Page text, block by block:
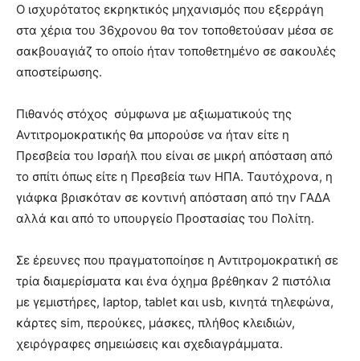
Ο ισχυρότατος εκρηκτικός μηχανισμός που εξερράγη
στα χέρια του 36χρονου θα τον τοποθετούσαν μέσα σε
σακβουαγιάζ το οποίο ήταν τοποθετημένο σε σακουλές
αποστείρωσης.
Πιθανός στόχος σύμφωνα με αξιωματικούς της
Αντιτρομοκρατικής θα μπορούσε να ήταν είτε η
Πρεσβεία του Ισραήλ που είναι σε μικρή απόσταση από
το σπίτι όπως είτε η Πρεσβεία των ΗΠΑ. Ταυτόχρονα, η
γιάφκα βρισκόταν σε κοντινή απόσταση από την ΓΑΔΑ
αλλά και από το υπουργείο Προστασίας του Πολίτη.
Σε έρευνες που πραγματοποίησε η Αντιτρομοκρατική σε
τρία διαμερίσματα και ένα όχημα βρέθηκαν 2 πιστόλια
με γεμιστήρες, laptop, tablet και usb, κινητά τηλεφώνα,
κάρτες sim, περούκες, μάσκες, πλήθος κλειδιών,
χειρόγραφες σημειώσεις και σχεδιαγράμματα.